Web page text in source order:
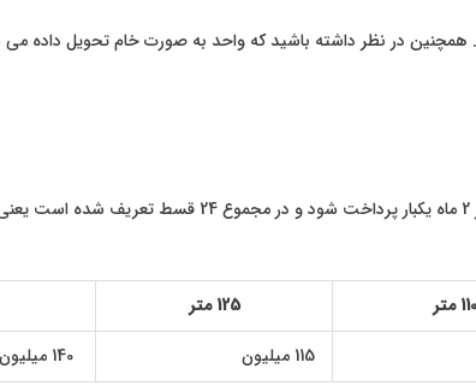
همچنین در نظر داشته باشید که واحد به صورت خام تحویل داده
اقساط پروژه وزرا در سال 1403 به شرح زیر می باشد که باید هر 2 ماه یکبار
110 متر 125 متر
115 میلیون